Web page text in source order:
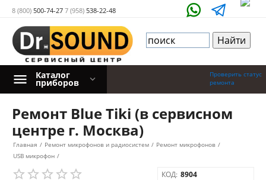
8 (800) 500-74-27 7 (958) 538-22-48
Проверить статус
ремонта
Каталог
приборов
Ремонт Blue Tiki (в сервисном
центре г. Москва)
Главная / Ремонт микрофонов и радиосистем / Ремонт микрофонов /
USB микрофон /
КОД: 8904